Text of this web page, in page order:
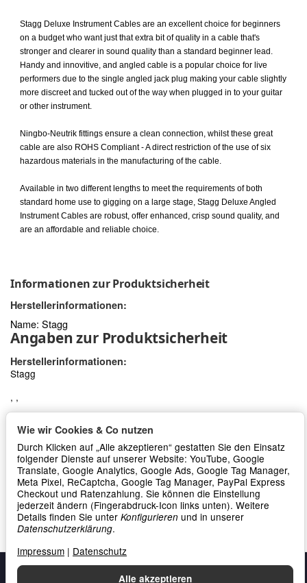
Stagg Deluxe Instrument Cables are an excellent choice for beginners
on a budget who want just that extra bit of quality in a cable that's
stronger and clearer in sound quality than a standard beginner lead.
Handy and innovitive, and angled cable is a popular choice for live
performers due to the single angled jack plug making your cable slightly
more discreet and tucked out of the way when plugged in to your guitar
or other instrument.
Ningbo-Neutrik fittings ensure a clean connection, whilst these great
cable are also ROHS Compliant - A direct restriction of the use of six
hazardous materials in the manufacturing of the cable.
Available in two different lengths to meet the requirements of both
standard home use to gigging on a large stage, Stagg Deluxe Angled
Instrument Cables are robust, offer enhanced, crisp sound quality, and
are an affordable and reliable choice.
Informationen zur Produktsicherheit
Herstellerinformationen:
Name: Stagg
Angaben zur Produktsicherheit
Herstellerinformationen:
Stagg
, ,
Frage zum Artikel
Alle akzeptieren
Wie wir Cookies & Co nutzen
Durch Klicken auf „Alle akzeptieren“ gestatten Sie den Einsatz
folgender Dienste auf unserer Website: YouTube, Google
Translate, Google Analytics, Google Ads, Google Tag Manager,
Meta Pixel, ReCaptcha, Google Tag Manager, PayPal Express
Checkout und Ratenzahlung. Sie können die Einstellung
jederzeit ändern (Fingerabdruck-Icon links unten). Weitere
Details finden Sie unter Konfigurieren und in unserer
Datenschutzerklärung.
Impressum | Datenschutz